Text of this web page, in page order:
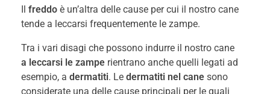
freddo è un’altra delle cause per cui il nostro cane
tende a leccarsi frequentemente le zampe.
Tra i vari disagi che possono indurre il nostro cane
a leccarsi le zampe rientrano anche quelli legati ad
esempio, a dermatiti. Le dermatiti nel cane sono
considerate una delle cause principali per le quali